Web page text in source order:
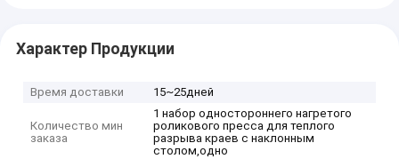
Характер Продукции
Время доставки 15~25дней
Количество мин
заказа
1 набор одностороннего нагретого
роликового пресса для теплого
разрыва краев с наклонным
столом,одно